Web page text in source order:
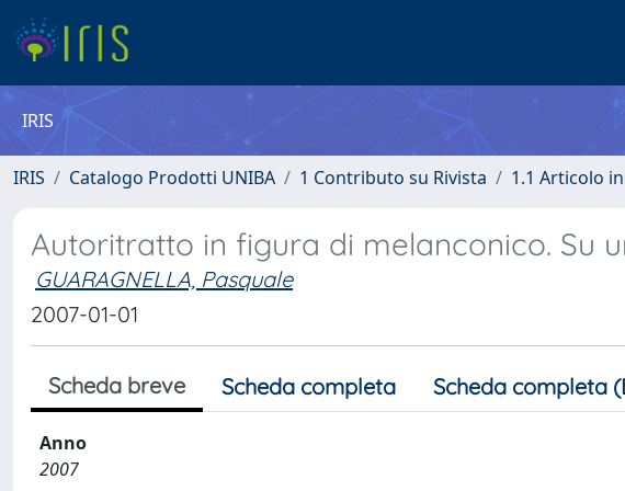
IRIS
IRIS Catalogo Prodotti UNIBA 1 Contributo su Rivista 1.1 Articolo
Autoritratto in figura di melanconico. Su
GUARAGNELLA, Pasquale
2007-01-01
Scheda breve Scheda completa Scheda completa
Anno
2007